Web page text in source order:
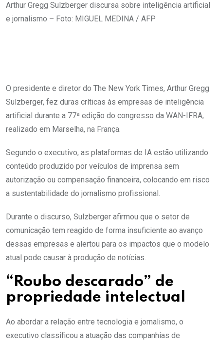
Arthur Gregg Sulzberger discursa sobre inteligência artificial
e jornalismo – Foto: MIGUEL MEDINA / AFP
O presidente e diretor do The New York Times, Arthur Gregg
Sulzberger, fez duras críticas às empresas de inteligência
artificial durante a 77ª edição do congresso da WAN-IFRA,
realizado em Marselha, na França.
Segundo o executivo, as plataformas de IA estão utilizando
conteúdo produzido por veículos de imprensa sem
autorização ou compensação financeira, colocando em risco
a sustentabilidade do jornalismo profissional.
Durante o discurso, Sulzberger afirmou que o setor de
comunicação tem reagido de forma insuficiente ao avanço
dessas empresas e alertou para os impactos que o modelo
atual pode causar à produção de notícias.
“Roubo descarado” de
propriedade intelectual
Ao abordar a relação entre tecnologia e jornalismo, o
executivo classificou a atuação das companhias de